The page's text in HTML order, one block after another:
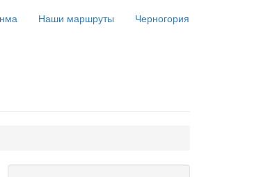
Наши маршруты Черногория